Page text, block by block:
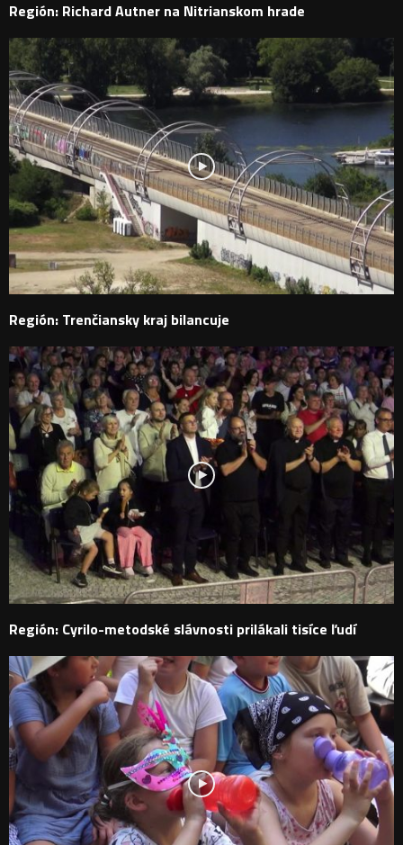
Región: Richard Autner na Nitrianskom hrade
Región: Trenčiansky kraj bilancuje
Región: Cyrilo-metodské slávnosti prilákali tisíce ľudí